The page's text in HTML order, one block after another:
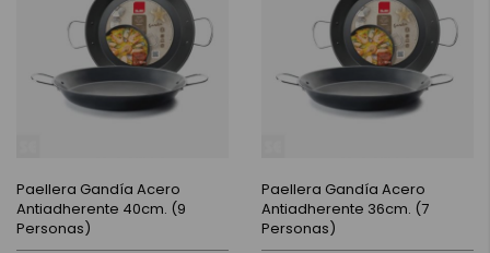
Paellera Gandía Acero
Antiadherente 40cm. (9
Personas)
Paellera Gandía Acero
Antiadherente 36cm. (7
Personas)